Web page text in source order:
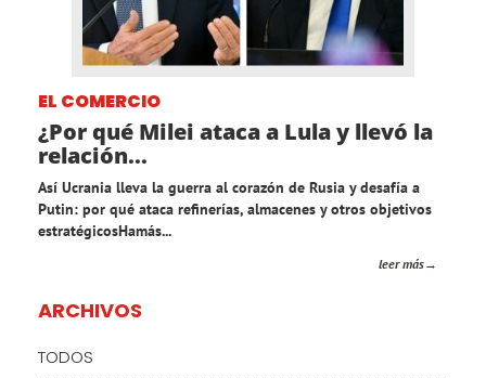
EL COMERCIO
¿Por qué Milei ataca a Lula y llevó la
relación...
Así Ucrania lleva la guerra al corazón de Rusia y desafía a
Putin: por qué ataca refinerías, almacenes y otros objetivos
estratégicosHamás...
leer más
ARCHIVOS
TODOS